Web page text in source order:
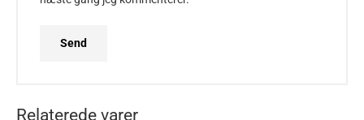
Relaterede varer